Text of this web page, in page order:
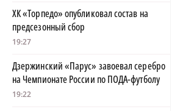
ХК «Торпедо» опубликовал состав на
предсезонный сбор
19:27
Дзержинский «Парус» завоевал серебро
на Чемпионате России по ПОДА-футболу
19:22